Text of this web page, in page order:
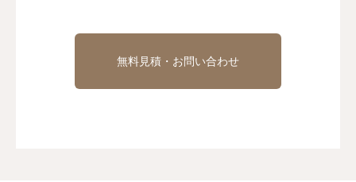
無料見積・お問い合わせ